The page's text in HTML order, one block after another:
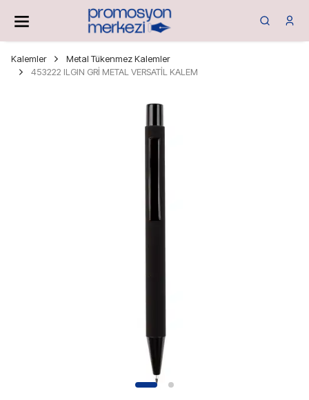
Kalemler
Metal Tükenmez Kalemler
453222 ILGIN GRİ METAL VERSATİL KALEM